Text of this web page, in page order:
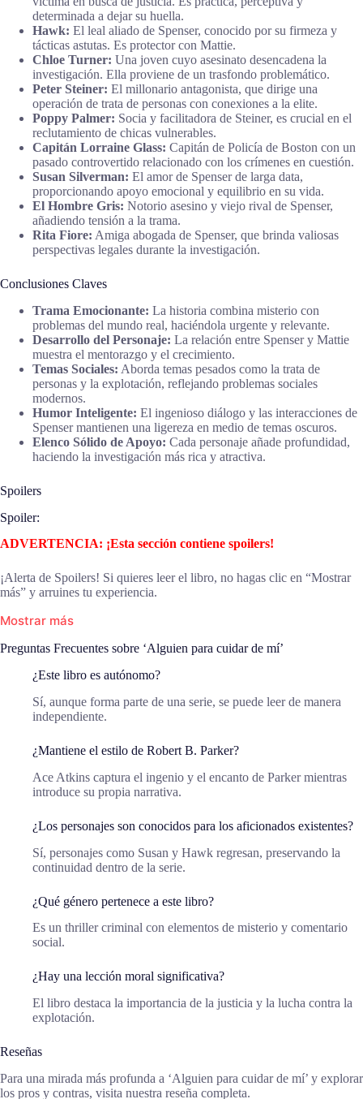
determinada a dejar su huella.
Hawk: El leal aliado de Spenser, conocido por su firmeza y
tácticas astutas. Es protector con Mattie.
Chloe Turner: Una joven cuyo asesinato desencadena la
investigación. Ella proviene de un trasfondo problemático.
Peter Steiner: El millonario antagonista, que dirige una
operación de trata de personas con conexiones a la elite.
Poppy Palmer: Socia y facilitadora de Steiner, es crucial en el
reclutamiento de chicas vulnerables.
Capitán Lorraine Glass: Capitán de Policía de Boston con un
pasado controvertido relacionado con los crímenes en cuestión.
Susan Silverman: El amor de Spenser de larga data,
proporcionando apoyo emocional y equilibrio en su vida.
El Hombre Gris: Notorio asesino y viejo rival de Spenser,
añadiendo tensión a la trama.
Rita Fiore: Amiga abogada de Spenser, que brinda valiosas
perspectivas legales durante la investigación.
Conclusiones Claves
Trama Emocionante: La historia combina misterio con
problemas del mundo real, haciéndola urgente y relevante.
Desarrollo del Personaje: La relación entre Spenser y Mattie
muestra el mentorazgo y el crecimiento.
Temas Sociales: Aborda temas pesados como la trata de
personas y la explotación, reflejando problemas sociales
modernos.
Humor Inteligente: El ingenioso diálogo y las interacciones de
Spenser mantienen una ligereza en medio de temas oscuros.
Elenco Sólido de Apoyo: Cada personaje añade profundidad,
haciendo la investigación más rica y atractiva.
Spoilers
Spoiler:
ADVERTENCIA: ¡Esta sección contiene spoilers!
¡Alerta de Spoilers! Si quieres leer el libro, no hagas clic en “Mostrar
más” y arruines tu experiencia.
Mostrar más
Preguntas Frecuentes sobre ‘Alguien para cuidar de mí’
¿Este libro es autónomo?
Sí, aunque forma parte de una serie, se puede leer de manera
independiente.
¿Mantiene el estilo de Robert B. Parker?
Ace Atkins captura el ingenio y el encanto de Parker mientras
introduce su propia narrativa.
¿Los personajes son conocidos para los aficionados existentes?
Sí, personajes como Susan y Hawk regresan, preservando la
continuidad dentro de la serie.
¿Qué género pertenece a este libro?
Es un thriller criminal con elementos de misterio y comentario
social.
¿Hay una lección moral significativa?
El libro destaca la importancia de la justicia y la lucha contra la
explotación.
Reseñas
Para una mirada más profunda a ‘Alguien para cuidar de mí’ y explorar
los pros y contras, visita nuestra reseña completa.